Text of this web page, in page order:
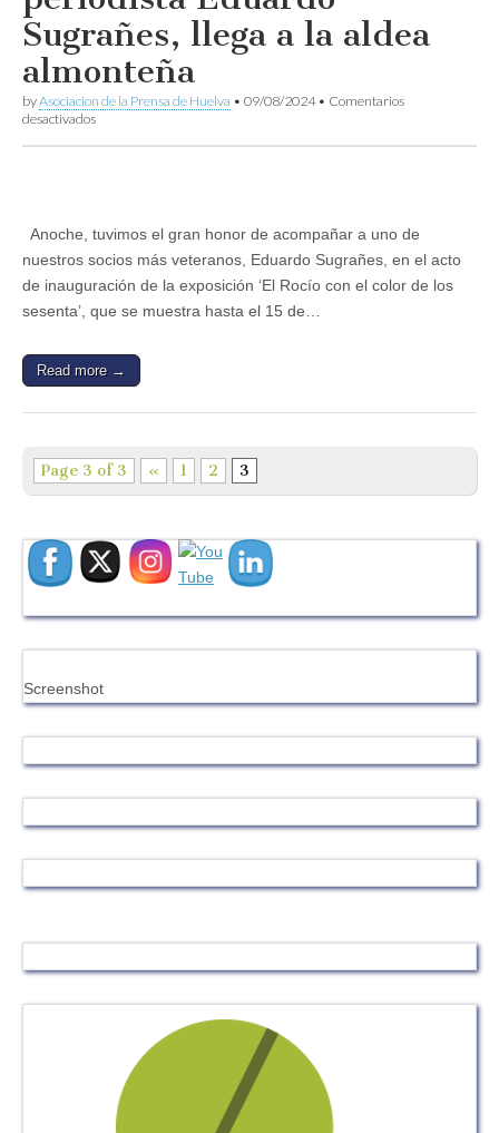
Sugrañes, llega a la aldea
almonteña
byAsociacion de la Prensa de Huelva • 09/08/2024• Comentarios
desactivadosen
color
de
sesenta’,
comisariada
periodista
Eduardo
la
aldea
almonteña
Anoche, tuvimos el gran honor de acompañar a uno de
nuestros socios más veteranos, Eduardo Sugrañes, en el acto
de inauguración de la exposición ‘El Rocío con el color de los
sesenta’, que se muestra hasta el 15 de…
Read more →
Page 3 of 3 « 1 2 3
Screenshot